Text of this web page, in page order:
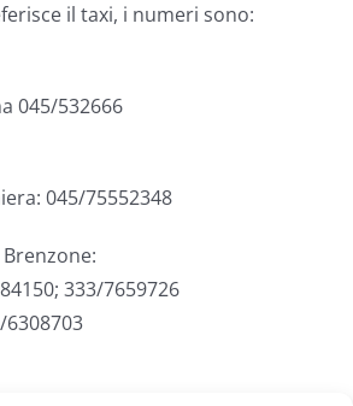
il taxi, i numeri sono:
045/532666
045/75552348
333/7659726